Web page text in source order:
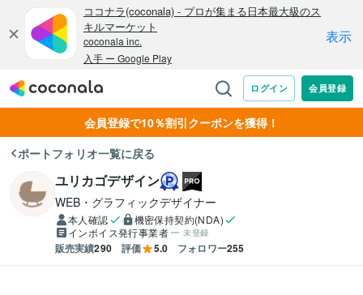
会員登録で10％割引クーポンを獲得！
ポートフォリオ一覧に戻る
ユリカゴデザイン
WEB・グラフィックデザイナー
本人確認
機密保持契約(NDA)
インボイス発行事業者
未登録
販売実績290 評価 5.0 フォロワー255